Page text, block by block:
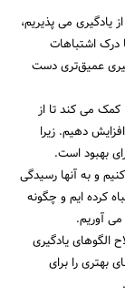
یادگیری می پذیریم،
درک اشتباهات
عمیق‌تری دست
می کند تا از
دهیم. زیرا
بهبود است.
و به آنها رسیدگی
کرده ایم و چگونه
می آوریم.
الگوهای یادگیری
بهتری را برای